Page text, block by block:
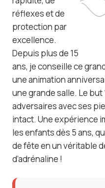
réflexes et de
protection par
excellence.
Depuis plus de 15
ans, je conseille ce
une animation
une grande salle. Le
adversaires avec ses
intact. Une expérience
les enfants dès 5 ans,
de fête en un véritable
d’adrénaline !